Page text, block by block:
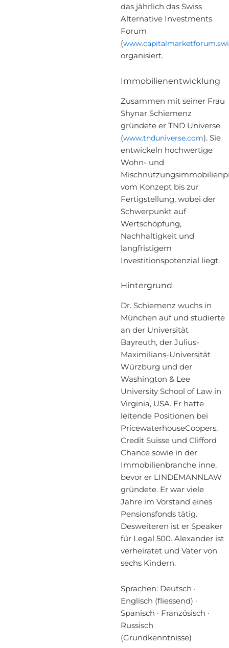
das jährlich das Swiss
Alternative Investments
Forum
(
organisiert.
Immobilienentwicklung
Zusammen mit seiner Frau
Shynar Schiemenz
gründete er TND Universe
(www.tnduniverse.com). Sie
entwickeln hochwertige
Wohn- und
vom Konzept bis zur
Fertigstellung, wobei der
Schwerpunkt auf
Wertschöpfung,
Nachhaltigkeit und
langfristigem
Investitionspotenzial liegt.
Hintergrund
Dr. Schiemenz wuchs in
München auf und studierte
an der Universität
Bayreuth, der Julius-
Maximilians-Universität
Würzburg und der
Washington & Lee
University School of Law in
Virginia, USA. Er hatte
leitende Positionen bei
PricewaterhouseCoopers,
Credit Suisse und Clifford
Chance sowie in der
Immobilienbranche inne,
bevor er LINDEMANNLAW
gründete. Er war viele
Jahre im Vorstand eines
Pensionsfonds tätig.
Desweiteren ist er Speaker
für Legal 500. Alexander ist
verheiratet und Vater von
sechs Kindern.
Sprachen: Deutsch ·
Englisch (fliessend) ·
Spanisch · Französisch ·
Russisch
(Grundkenntnisse)